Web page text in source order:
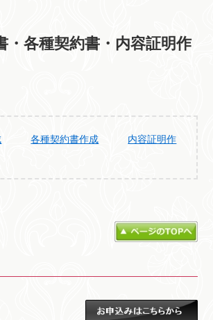
・各種契約書・内容証明作
各種契約書作成
内容証明作